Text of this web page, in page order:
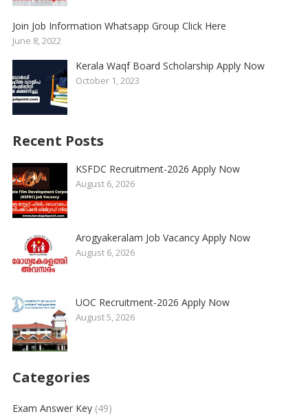
Join Job Information Whatsapp Group Click Here
June 8, 2022
Kerala Waqf Board Scholarship Apply Now
October 1, 2023
Recent Posts
KSFDC Recruitment-2026 Apply Now
August 6, 2026
Arogyakeralam Job Vacancy Apply Now
August 6, 2026
UOC Recruitment-2026 Apply Now
August 5, 2026
Categories
Exam Answer Key(49)